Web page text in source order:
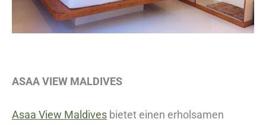
ASAA VIEW MALDIVES
Asaa View Maldives bietet einen erholsamen